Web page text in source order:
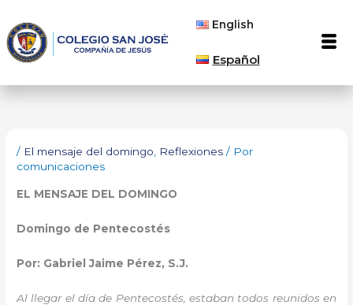
contenido
English
Español
/ El mensaje del domingo, Reflexiones / Por
comunicaciones
EL MENSAJE DEL DOMINGO
Domingo de Pentecostés
Por: Gabriel Jaime Pérez, S.J.
Al llegar el día de Pentecostés, estaban todos reunidos en